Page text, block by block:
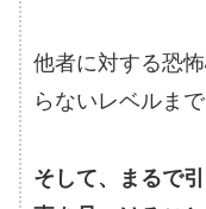
他者に対する恐
らないレベルま
そして、まるで